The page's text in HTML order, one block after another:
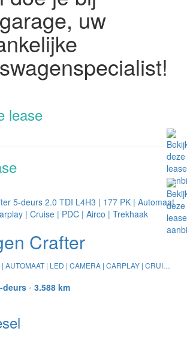
uw
lease
Crafter
2.0 TDI L4H3 | 177 PK | AUTOMAAT | LED | CAMERA | CARPLAY | CRUISE | PDC | AIRCO | TREKHAAK
deurs • 3.588 km